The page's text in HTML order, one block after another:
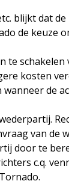
blijkt dat
de keuze
kosten
de
van
door te
c.q.